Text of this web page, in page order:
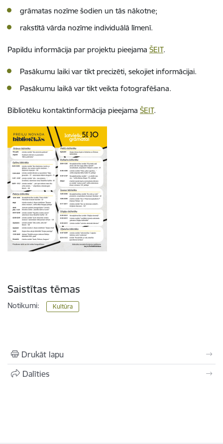
grāmatas nozīme šodien un tās nākotne;
rakstītā vārda nozīme individuālā līmenī.
Papildu informācija par projektu pieejama ŠEIT.
Pasākumu laiki var tikt precizēti, sekojiet informācijai.
Pasākumu laikā var tikt veikta fotografēšana.
Bibliotēku kontaktinformācija pieejama ŠEIT.
Saistītas tēmas
Notikumi: Kultūra
Drukāt lapu
Dalīties